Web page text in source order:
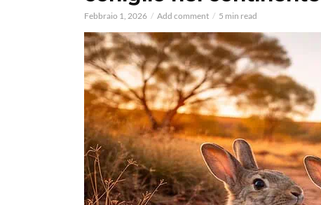
Febbraio 1, 2026 Add comment 5 min read